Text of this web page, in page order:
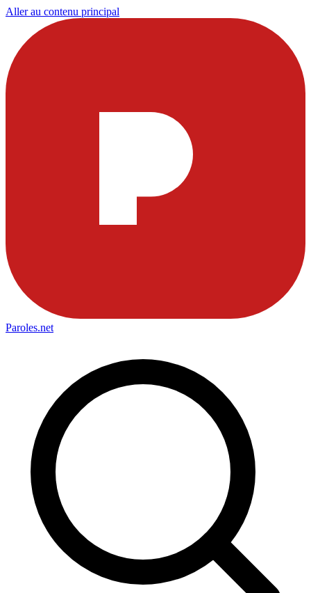
Aller au contenu principal
Paroles.net